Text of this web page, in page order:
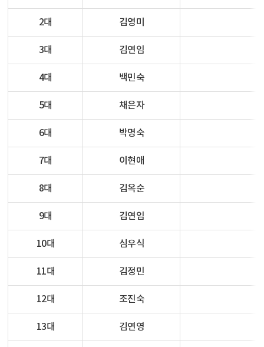
2대 김영미
3대 김연임
4대 백민숙
5대 채은자
6대 박명숙
7대 이현애
8대 김옥순
9대 김연임
10대 심우식
11대 김정민
12대 조진숙
13대 김연영